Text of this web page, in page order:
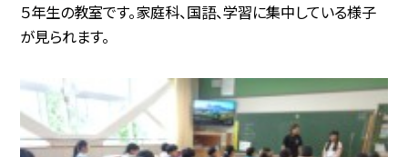
５年生の教室です。家庭科、国語、学習に集中している様子
が見られます。